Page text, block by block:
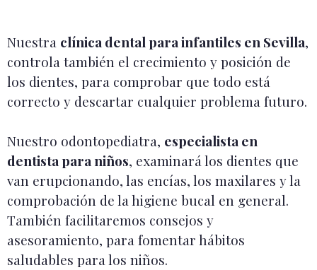
Nuestra clínica dental para infantiles en Sevilla,
controla también el crecimiento y posición de
los dientes, para comprobar que todo está
correcto y descartar cualquier problema futuro.
Nuestro odontopediatra, especialista en
dentista para niños, examinará los dientes que
van erupcionando, las encías, los maxilares y la
comprobación de la higiene bucal en general.
También facilitaremos consejos y
asesoramiento, para fomentar hábitos
saludables para los niños.